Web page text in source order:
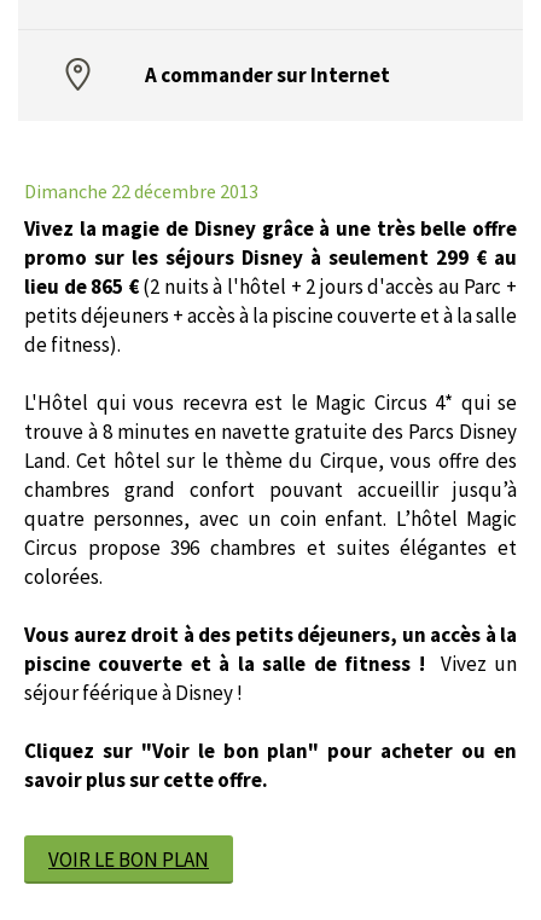
A commander sur Internet
Dimanche 22 décembre 2013
Vivez la magie de Disney grâce à une très belle offre
promo sur les séjours Disney à seulement 299 € au
lieu de 865 €(2 nuits à l'hôtel + 2 jours d'accès au Parc +
petits déjeuners + accès à la piscine couverte et à la salle
de fitness).
L'Hôtel qui vous recevra est le Magic Circus 4* qui se
trouve à 8 minutes en navette gratuite des Parcs Disney
Land. Cet hôtel sur le thème du Cirque, vous offre des
chambres grand confort pouvant accueillir jusqu’à
quatre personnes, avec un coin enfant. L’hôtel Magic
Circus propose 396 chambres et suites élégantes et
colorées.
Vous aurez droit à des petits déjeuners, un accès à la
piscine couverte et à la salle de fitness ! Vivez un
séjour féérique à Disney !
Cliquez sur "Voir le bon plan" pour acheter ou en
savoir plus sur cette offre.
VOIR LE BON PLAN